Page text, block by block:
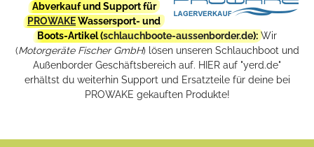
Abverkauf und Support für
PROWAKEWassersport- und
Boots-Artikel (schlauchboote-aussenborder.de): Wir
(Motorgeräte Fischer GmbH) lösen unseren Schlauchboot und
Außenborder Geschäftsbereich auf. HIER auf "yerd.de"
erhältst du weiterhin Support und Ersatzteile für deine bei
PROWAKE gekauften Produkte!